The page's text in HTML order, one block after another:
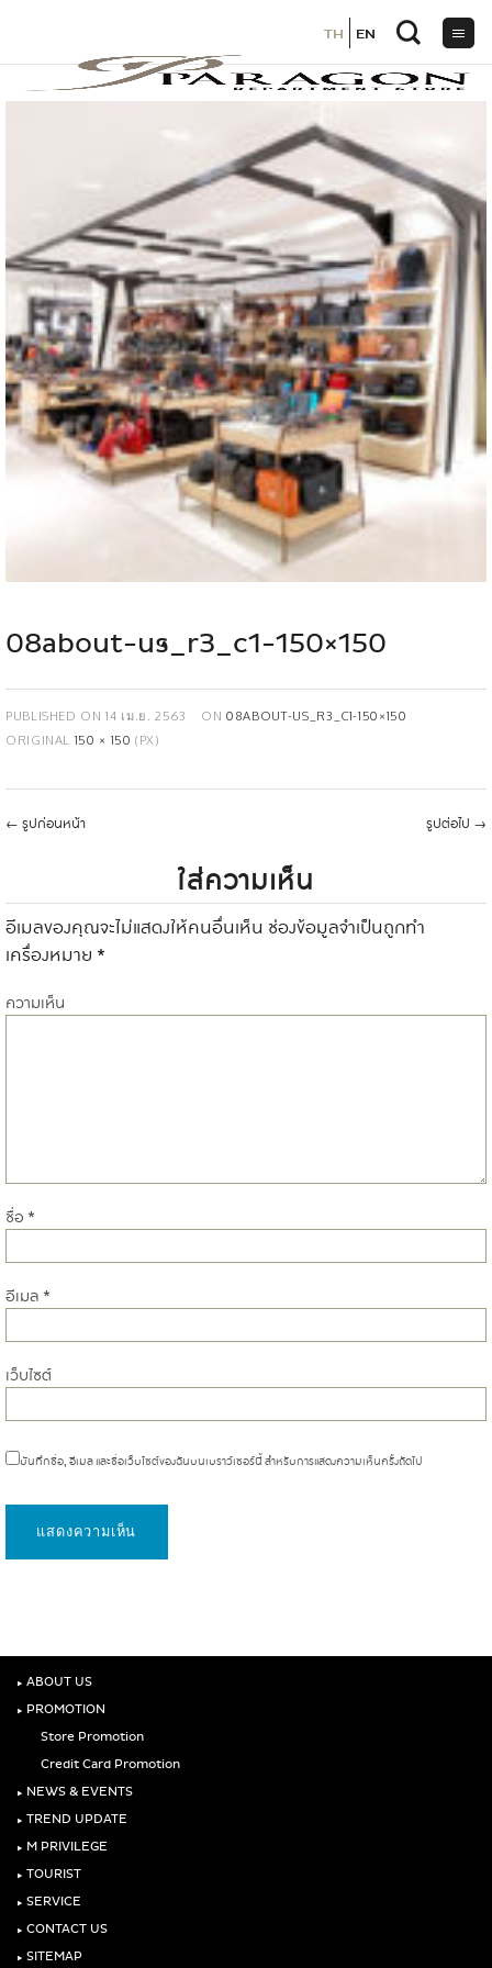
08about-us_r3_c1-150×150
PUBLISHED ON14 เม.ย. 2563 ON08ABOUT-US_R3_C1-150×150
ORIGINAL 150 × 150 (PX)
← รูปก่อนหน้า รูปต่อไป →
ใส่ความเห็น
อีเมลของคุณจะไม่แสดงให้คนอื่นเห็น ช่องข้อมูลจำเป็นถูกทำ
เครื่องหมาย *
ความเห็น
ชื่อ *
อีเมล *
เว็บไซต์
บันทึกชื่อ, อีเมล และชื่อเว็บไซต์ของฉันบนเบราว์เซอร์นี้ สำหรับการแสดงความเห็นครั้งถัดไป
‣ ABOUT US
‣ PROMOTION
Store Promotion
Credit Card Promotion
‣ NEWS & EVENTS
‣ TREND UPDATE
‣ M PRIVILEGE
‣ TOURIST
‣ SERVICE
‣ CONTACT US
‣ SITEMAP
TH EN
TH EN